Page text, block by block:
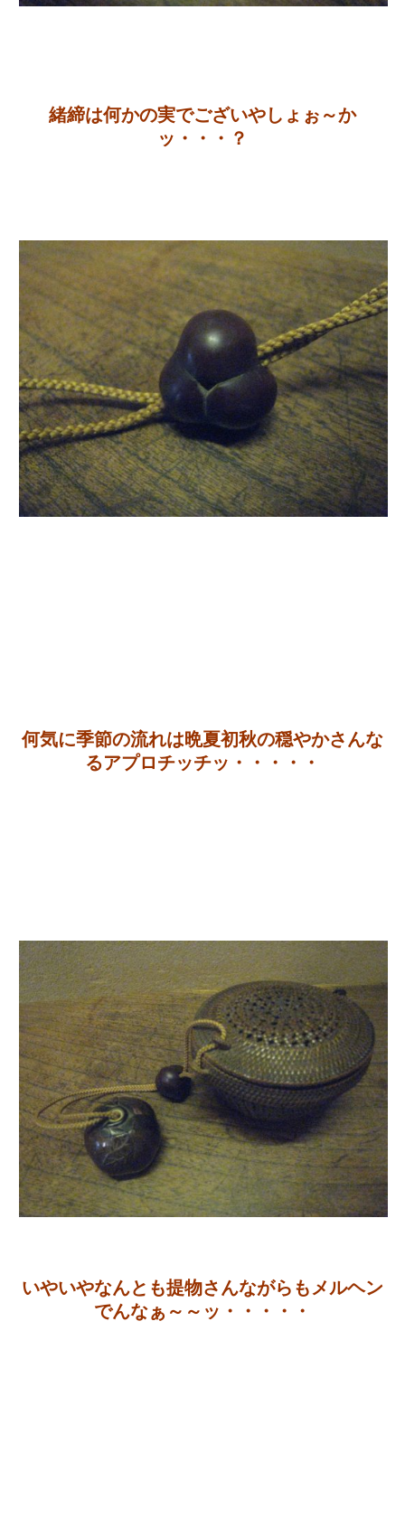
緒締は何かの実でございやしょぉ～か
ッ・・・？
何気に季節の流れは晩夏初秋の穏やかさんな
るアプロチッチッ・・・・・
いやいやなんとも提物さんながらもメルヘン
でんなぁ～～ッ・・・・・